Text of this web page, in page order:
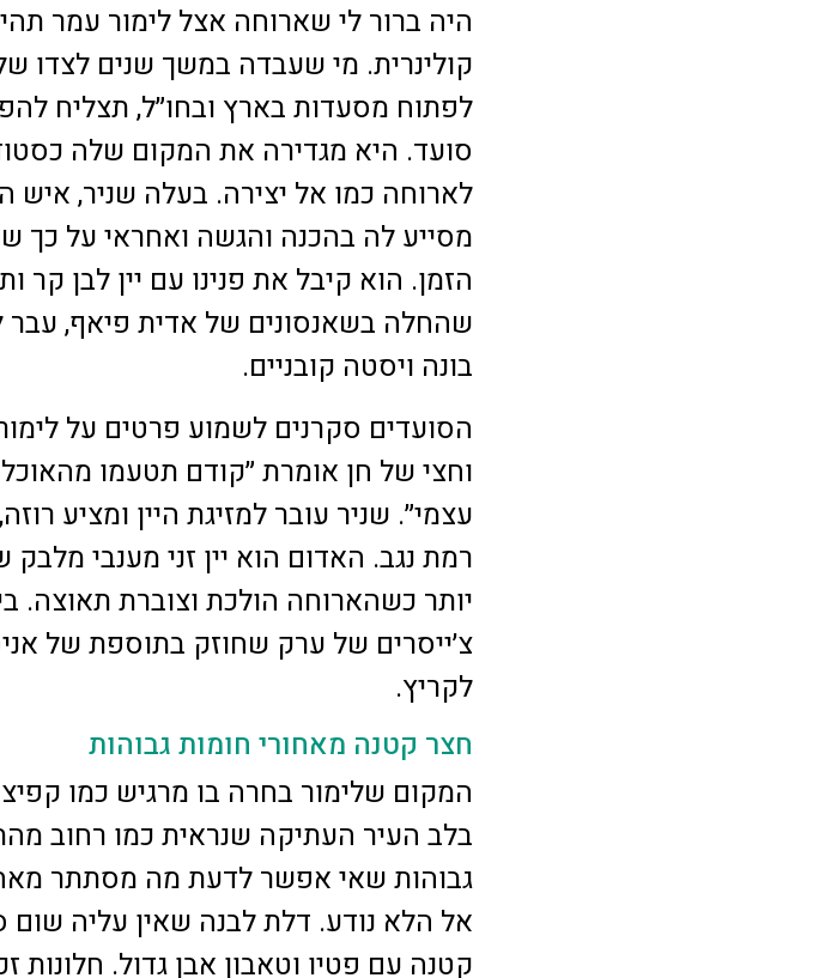
היה ברור לי שארוחה אצל לימור עמר
קולינרית. מי שעבדה במשך שנים לצדו
לפתוח מסעדות בארץ ובחו״ל, תצליח
סועד. היא מגדירה את המקום שלה
לארוחה כמו אל יצירה. בעלה שניר, איש
מסייע לה בהכנה והגשה ואחראי על כך
הזמן. הוא קיבל את פנינו עם יין לבן קר
שהחלה בשאנסונים של אדית פיאף, עבר
בונה ויסטה קובניים.
הסועדים סקרנים לשמוע פרטים על
וחצי של חן אומרת ״קודם תטעמו
עצמי״. שניר עובר למזיגת היין ומציע
רמת נגב. האדום הוא יין זני מענבי
יותר כשהארוחה הולכת וצוברת תאוצה.
צ׳ייסרים של ערק שחוזק בתוספת של
לקריץ.
חצר קטנה מאחורי חומות גבוהות
המקום שלימור בחרה בו מרגיש כמו
בלב העיר העתיקה שנראית כמו רחוב
גבוהות שאי אפשר לדעת מה מסתתר
אל הלא נודע. דלת לבנה שאין עליה
קטנה עם פטיו וטאבון אבן גדול. חלונות